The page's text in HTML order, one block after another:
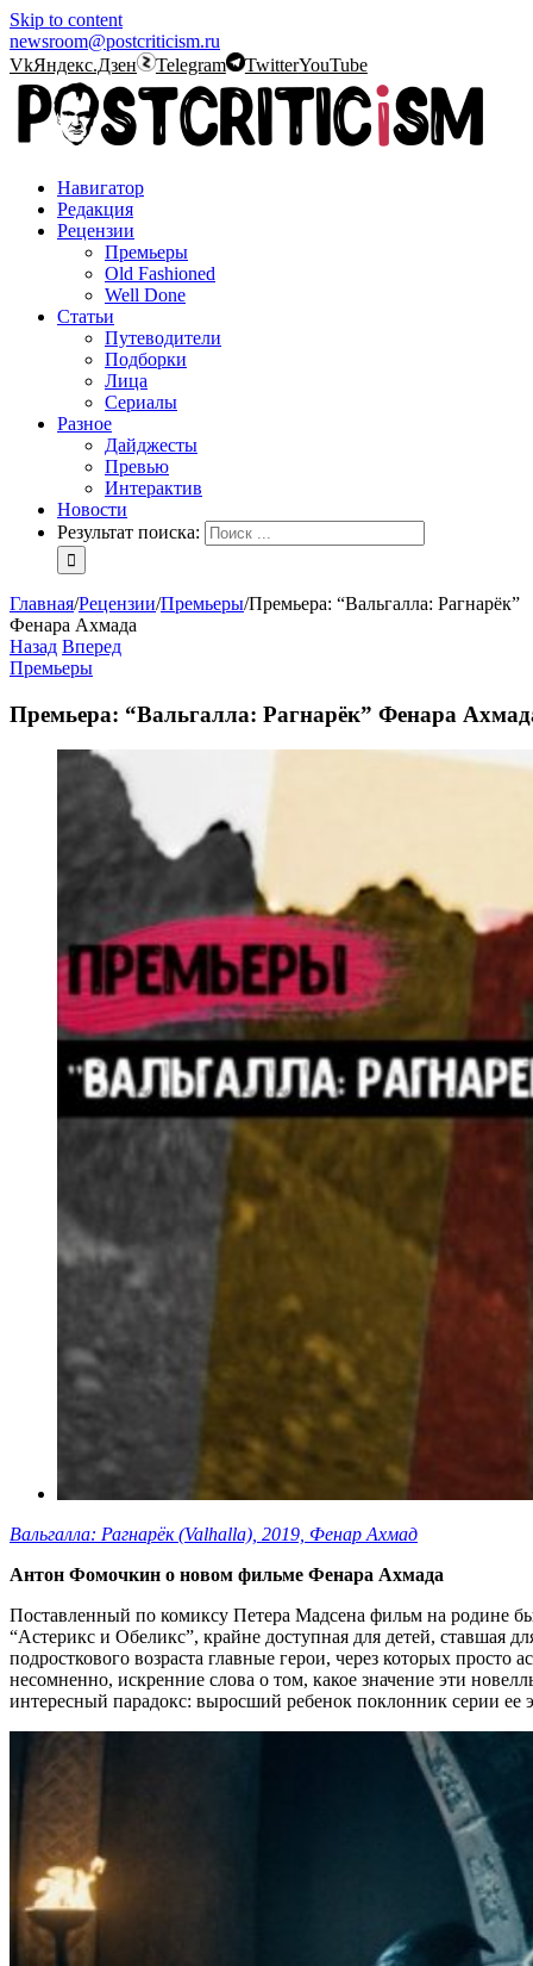
Skip to content
newsroom@postcriticism.ru
VkЯндекс.Дзен Telegram TwitterYouTube
Навигатор
Редакция
Рецензии
Премьеры
Old Fashioned
Well Done
Статьи
Путеводители
Подборки
Лица
Сериалы
Разное
Дайджесты
Превью
Интерактив
Новости
Результат поиска:
Главная/Рецензии/Премьеры/Премьера: “Вальгалла: Рагнарёк”
Фенара Ахмада
Назад Вперед
Премьеры
Премьера: “Вальгалла: Рагнарёк” Фенара
Вальгалла: Рагнарёк (Valhalla), 2019, Фенар Ахмад
Антон Фомочкин о новом фильме Фенара Ахмада
Поставленный по комиксу Петера Мадсена фильм на родине
“Астерикс и Обеликс”, крайне доступная для детей, ставшая
подросткового возраста главные герои, через которых
несомненно, искренние слова о том, какое значение эти
интересный парадокс: выросший ребенок поклонник серии ее